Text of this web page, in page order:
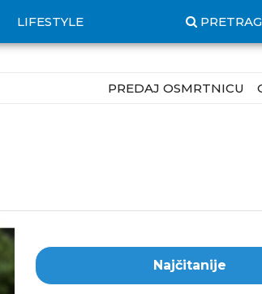
LIFESTYLE
PREDAJ OSMRTNICU
Najčitanije